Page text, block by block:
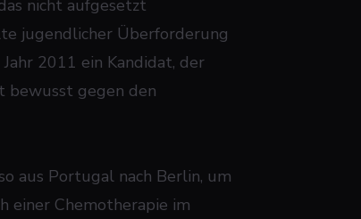
nicht aufgesetzt
jugendlicher Überforderung
Jahr 2011 ein Kandidat, der
bewusst gegen den
aus Portugal nach Berlin, um
einer Chemotherapie im